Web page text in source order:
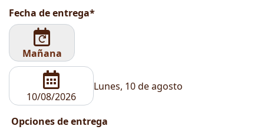
Fecha de entrega*
Mañana
Lunes, 10 de agosto
Opciones de entrega